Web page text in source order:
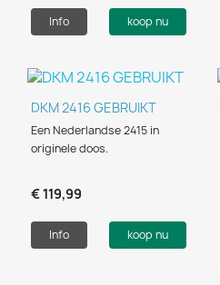
Info koop nu
DKM 2416 GEBRUIKT
Een Nederlandse 2415 in
originele doos.
€ 119,99
Info koop nu